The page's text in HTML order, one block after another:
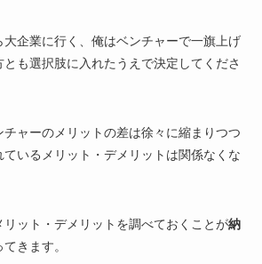
企業に行く、俺はベンチャーで一旗上げ
も選択肢に入れたうえで決定してくださ
ャーのメリットの差は徐々に縮まりつつ
いるメリット・デメリットは関係なくな
ット・デメリットを調べておくことが納
きます。